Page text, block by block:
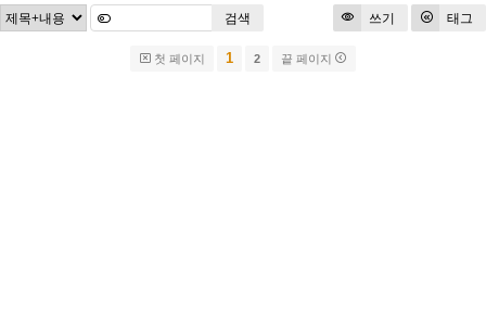
쓰기 태그
검색
첫 페이지 1 2 끝 페이지